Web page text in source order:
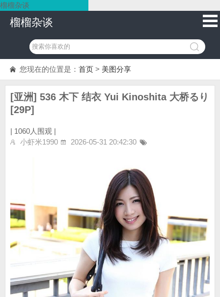
榴榴杂谈
榴榴杂谈
您现在的位置是： 首页 > 美图分享
[亚洲] 536 木下 结衣 Yui Kinoshita 大桥るり
[29P]
| 1060人围观 |
小虾米1990
2026-05-31 20:42:30